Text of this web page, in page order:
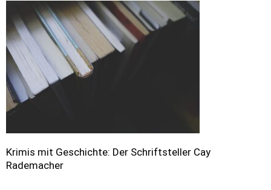
Krimis mit Geschichte: Der Schriftsteller Cay
Rademacher